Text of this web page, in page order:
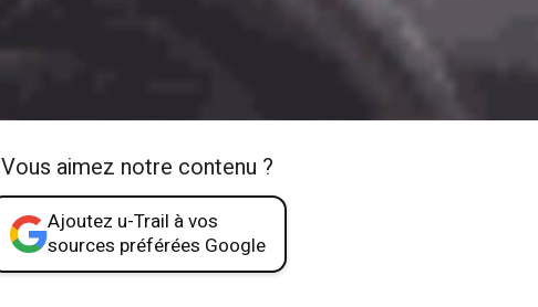
Vous aimez notre contenu ?
Ajoutez u-Trail à vos
sources préférées Google